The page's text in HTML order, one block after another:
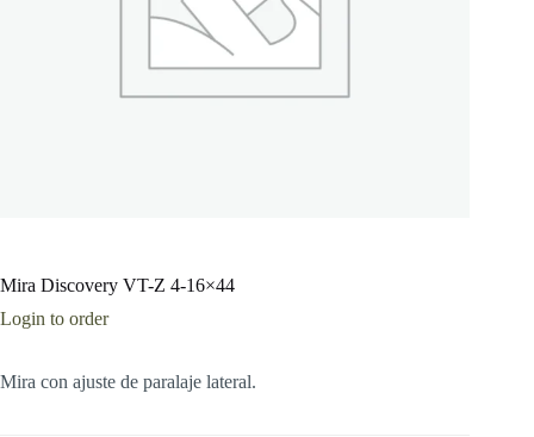
Mira Discovery VT-Z 4-16×44
Login to order
Mira con ajuste de paralaje lateral.